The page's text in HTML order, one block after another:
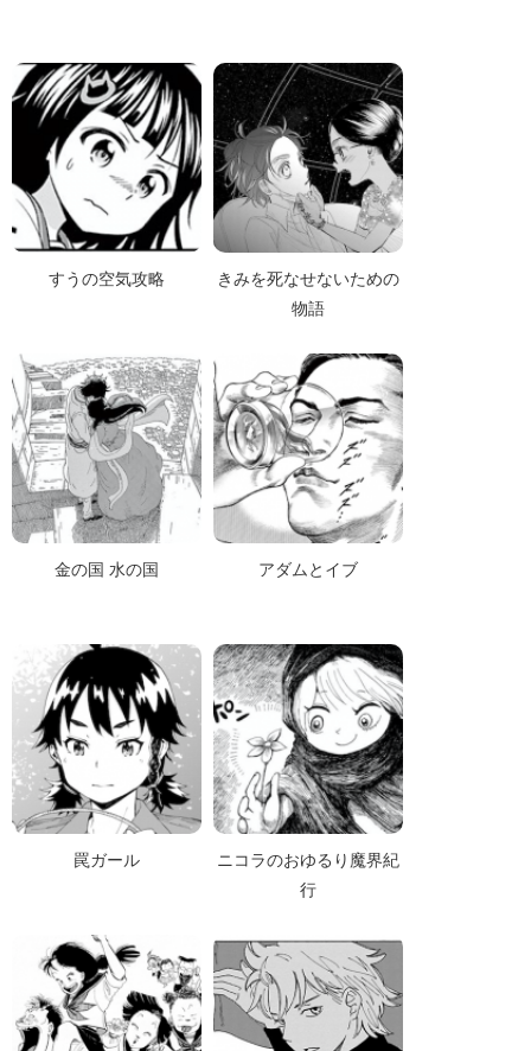
すうの空気攻略
きみを死なせないための
物語
金の国 水の国 アダムとイブ
罠ガール
ニコラのおゆるり魔界紀
行